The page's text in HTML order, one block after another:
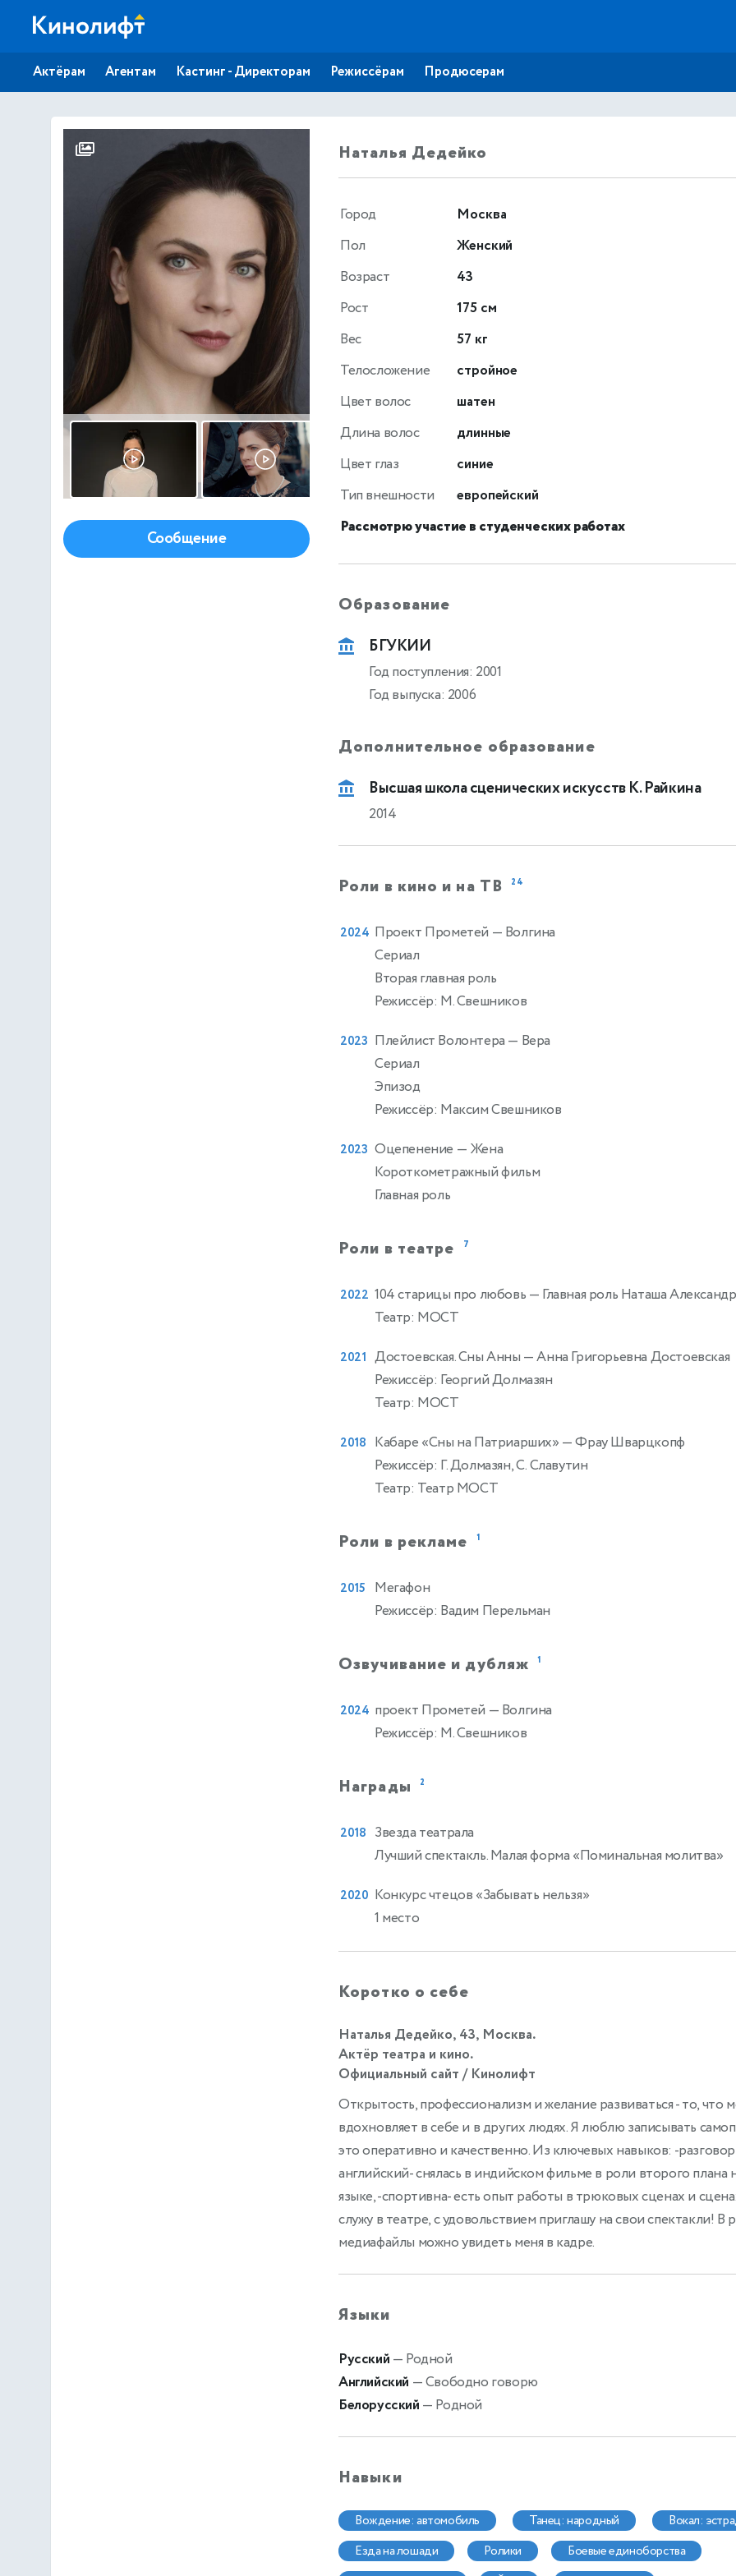
Актёрам Агентам Кастинг - Директорам Режиссёрам Продюсерам
Сообщение
Наталья Дедейко
Город
Москва
Пол
Женский
Возраст
43
Рост
175 см
Вес
57 кг
Телосложение
стройное
Цвет волос
шатен
Длина волос
длинные
Цвет глаз
синие
Тип внешности
европейский
Рассмотрю участие в студенческих работах
Образование
БГУКИИ
Год поступления: 2001
Год выпуска: 2006
Дополнительное образование
Высшая школа сценических искусств К. Райкина
2014
Роли в кино и на ТВ 24
2024 Проект Прометей — Волгина
Сериал
Вторая главная роль
Режиссёр: М. Свешников
2023 Плейлист Волонтера — Вера
Сериал
Эпизод
Режиссёр: Максим Свешников
2023 Оцепенение — Жена
Короткометражный фильм
Главная роль
Роли в театре 7
2022 104 старицы про любовь — Главная роль Наташа
Театр: МОСТ
2021 Достоевская. Сны Анны — Анна Григорьевна Достоевская
Режиссёр: Георгий Долмазян
Театр: МОСТ
2018 Кабаре «Сны на Патриарших» — Фрау Шварцкопф
Режиссёр: Г. Долмазян, С. Славутин
Театр: Театр МОСТ
Роли в рекламе 1
2015
Мегафон
Режиссёр: Вадим Перельман
Озвучивание и дубляж1
2024 проект Прометей — Волгина
Режиссёр: М. Свешников
Награды 2
2018 Звезда театрала
Лучший спектакль. Малая форма «Поминальная молитва»
2020 Конкурс чтецов «Забывать нельзя»
1 место
Коротко о себе
Наталья Дедейко, 43, Москва.
Актёр театра и кино.
Официальный сайт / Кинолифт
Открытость, профессионализм и желание развиваться - то, что
вдохновляет в себе и в других людях. Я люблю записывать
это оперативно и качественно. Из ключевых навыков: -
английский- снялась в индийском фильме в роли второго плана
языке, -спортивна- есть опыт работы в трюковых сценах и
служу в театре, с удовольствием приглашу на свои спектакли! В
медиафайлы можно увидеть меня в кадре.
Языки
Русский — Родной
Английский — Свободно говорю
Белорусский — Родной
Навыки
вождение: автомобиль танец: народный
вокал:
езда на лошади
ролики
боевые единоборства